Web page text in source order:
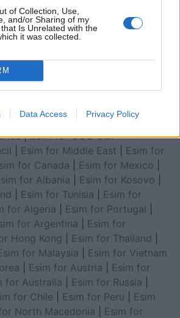
of Collection, Use,
and/or Sharing of my
Is Unrelated with the
it was collected.
Data Access Privacy Policy
for Europe|Esim for Caribbean
Germany|Esim for Greece|Esim
World Cup 2026
|Esim for United Arab
Balkans Esim for Morocco
United Kingdom |Esim for Africa
|Esim for GCC Gulf
Esim for Middle East
Esim for
for Canada Esim for Mexico
for Albania Esim for Kosovo
Esim for Tunisia
Esim for
for Algeria Esim for Portugal
for Argentina
Esim for
Hong Kong Esim for Thailand
for Malaysia
Esim for Vietnam
Esim for Austria
Esim for
for Australia Esim for Russia
for Chile Esim for Peru
Esim
North Macedonia
Esim for